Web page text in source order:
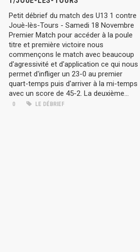
Petit débrief du match des U13 1 contre
Jouè-lès-Tours - Samedi 18 Novembre
Premier Match pour accéder à la poule
titre et première victoire nous
commençons le match avec beaucoup
d'agressivité et d'application ce qui nous
permet d'infliger un 23-0 au premier
quart-temps puis d'arriver à la mi-temps
avec un score de 45-2. La deuxième...
0 LE DÉBRIEF